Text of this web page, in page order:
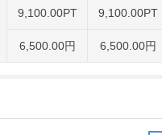
9,100.00PT 9,100.00PT
6,500.00円 6,500.00円